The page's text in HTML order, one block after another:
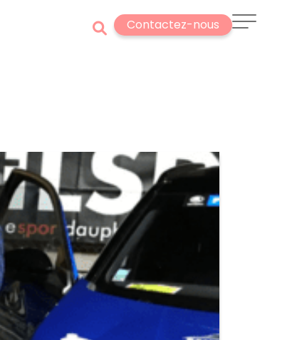
Contactez-nous